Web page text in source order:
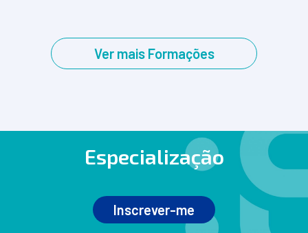
Ver mais Formações
Especialização
Inscrever-me